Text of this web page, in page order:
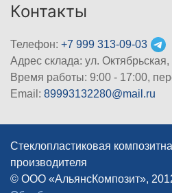
Контакты
Телефон: +7 999 313-09-03
Адрес склада: ул. Октябрьская,
Время работы: 9:00 - 17:00,
Email: 89993132280@mail.ru
Стеклопластиковая
производителя
© ООО «АльянсКомпозит»,